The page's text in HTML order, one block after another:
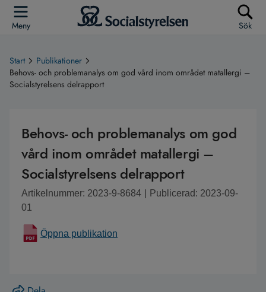
Meny Sök
Start
Publikationer
Behovs- och problemanalys om god vård inom området matallergi –
Socialstyrelsens delrapport
Behovs- och problemanalys om god
vård inom området matallergi –
Socialstyrelsens delrapport
Artikelnummer: 2023-9-8684
Publicerad: 2023-09-
01
Öppna publikation